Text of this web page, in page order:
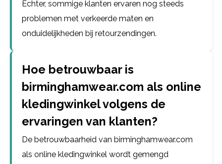
Echter, sommige klanten ervaren nog steeds
problemen met verkeerde maten en
onduidelijkheden bij retourzendingen.
Hoe betrouwbaar is
birminghamwear.com als online
kledingwinkel volgens de
ervaringen van klanten?
De betrouwbaarheid van birminghamwear.com
als online kledingwinkel wordt gemengd